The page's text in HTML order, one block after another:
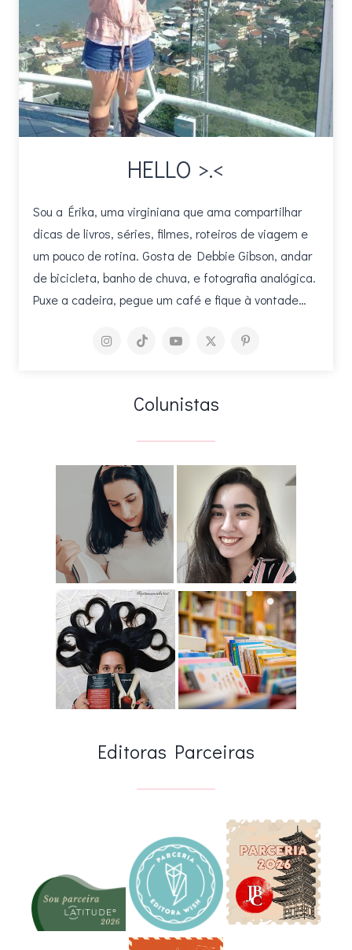
HELLO >.<
Sou a Érika, uma virginiana que ama compartilhar
dicas de livros, séries, filmes, roteiros de viagem e
um pouco de rotina. Gosta de Debbie Gibson, andar
de bicicleta, banho de chuva, e fotografia analógica.
Puxe a cadeira, pegue um café e fique à vontade…
Colunistas
Editoras Parceiras